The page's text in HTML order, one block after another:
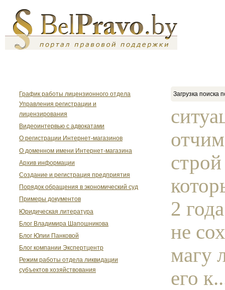
График работы лицензионного отдела
Управления регистрации и
лицензирования
Видеоинтервью с адвокатами
О регистрации Интернет-магазинов
О доменном имени Интернет-магазина
Архив информации
Создание и регистрация предприятия
Порядок обращения в экономический суд
Примеры документов
Юридическая литература
Блог Владимира Шапошникова
Блог Юлии Панковой
Блог компании Экспертцентр
Режим работы отдела ликвидации
субъектов хозяйствования
Загрузка поиска
2
не
магу
его